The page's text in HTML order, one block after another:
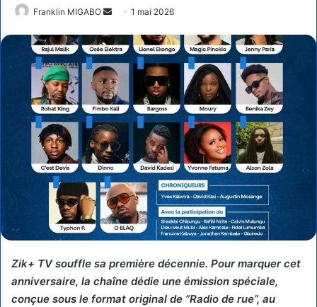
Franklin MIGABO
Envoyer
courriel
1 mai 2026
Zik+ TV souffle sa première décennie. Pour marquer cet
anniversaire, la chaîne dédie une émission spéciale,
conçue sous le format original de ”Radio de rue”, au